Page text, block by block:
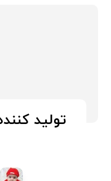
تولید